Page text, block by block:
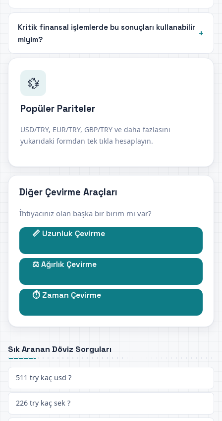
Kritik finansal işlemlerde bu sonuçları kullanabilir
miyim?
💱
Popüler Pariteler
USD/TRY, EUR/TRY, GBP/TRY ve daha fazlasını
yukarıdaki formdan tek tıkla hesaplayın.
Diğer Çevirme Araçları
İhtiyacınız olan başka bir birim mi var?
📏 Uzunluk Çevirme
⚖️ Ağırlık Çevirme
⏱️ Zaman Çevirme
Sık Aranan Döviz Sorguları
511 try kaç usd ?
226 try kaç sek ?